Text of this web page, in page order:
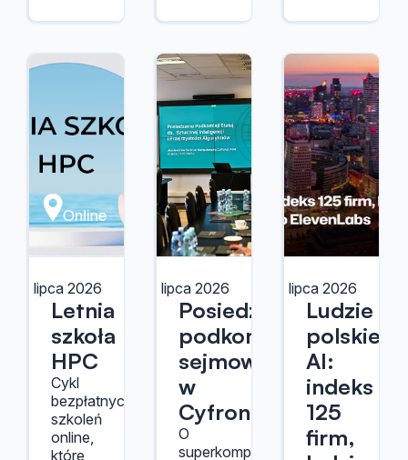
21 lipca 2026
Letnia
szkoła
HPC
Cykl
bezpłatnych
szkoleń
online,
które
14 lipca 2026
Posiedzenie
podkomisji
sejmowej
w
Cyfronecie
O
superkomputerach
13 lipca 2026
Ludzie
polskiego
AI:
indeks
125
firm,